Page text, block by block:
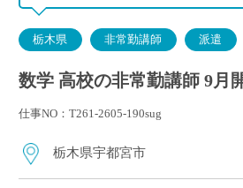
栃木県 非常勤講師 派遣
数学 高校の非常勤講師 9月
仕事NO：T261-2605-190sug
栃木県宇都宮市